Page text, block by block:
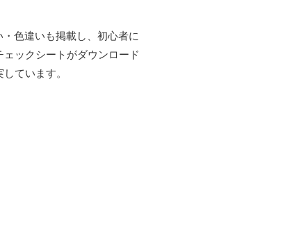
色違いも掲載し、初心者に
ックシートがダウンロード
ています。